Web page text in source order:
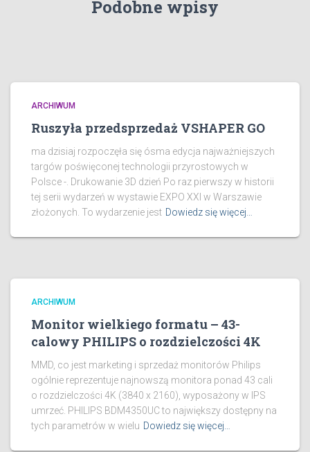
Podobne wpisy
ARCHIWUM
Ruszyła przedsprzedaż VSHAPER GO
ma dzisiaj rozpoczęła się ósma edycja najważniejszych
targów poświęconej technologii przyrostowych w
Polsce -. Drukowanie 3D dzień Po raz pierwszy w historii
tej serii wydarzeń w wystawie EXPO XXI w Warszawie
złożonych. To wydarzenie jest Dowiedz się więcej…
ARCHIWUM
Monitor wielkiego formatu – 43-
calowy PHILIPS o rozdzielczości 4K
MMD, co jest marketing i sprzedaż monitorów Philips
ogólnie reprezentuje najnowszą monitora ponad 43 cali
o rozdzielczości 4K (3840 x 2160), wyposażony w IPS
umrzeć. PHILIPS BDM4350UC to największy dostępny na
tych parametrów w wielu Dowiedz się więcej…